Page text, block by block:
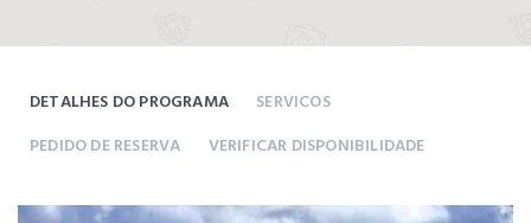
DETALHES DO PROGRAMA
SERVICOS
PEDIDO DE RESERVA
VERIFICAR DISPONIBILIDADE